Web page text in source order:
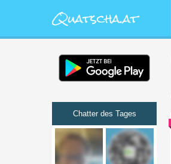
Chatter des Tages